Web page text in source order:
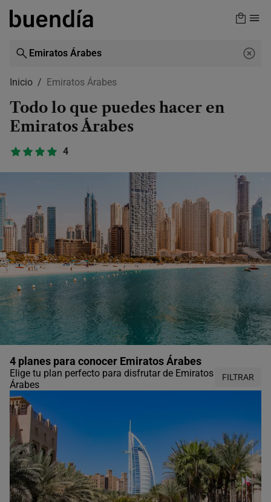
Skip
content
Inicio Emiratos Árabes
Todo lo que puedes hacer en
Emiratos Árabes
4
4 planes para conocer Emiratos Árabes
Elige tu plan perfecto para disfrutar de Emiratos
Árabes
FILTRAR